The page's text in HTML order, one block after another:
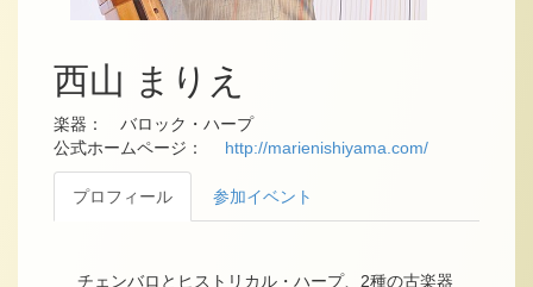
西山 まりえ
楽器： バロック・ハープ
公式ホームページ：
http://marienishiyama.com/
プロフィール 参加イベント
チェンバロとヒストリカル・ハープ、2種の古楽器